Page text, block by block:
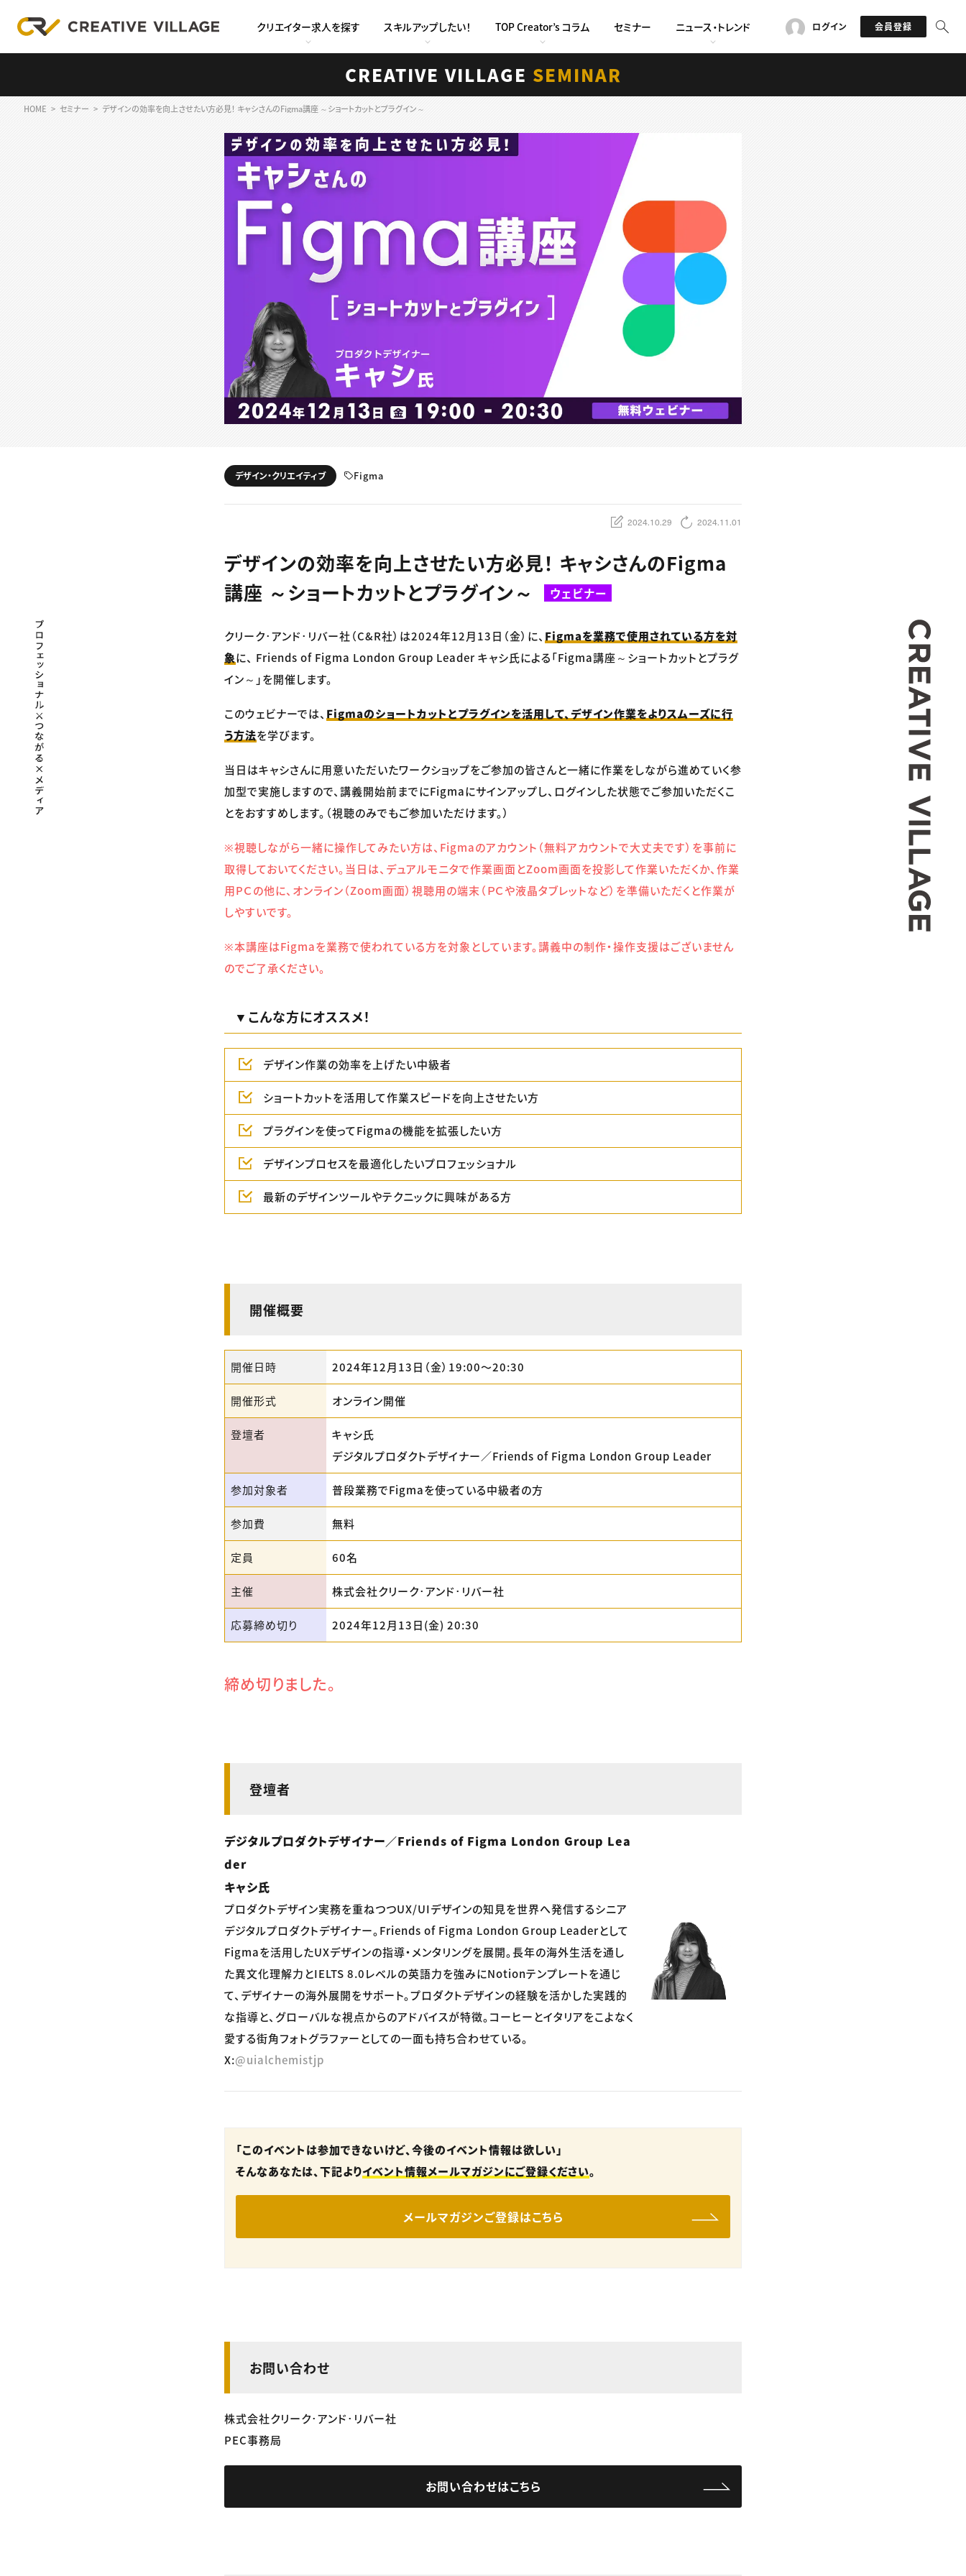
クリエイター求人を探す スキルアップしたい！ TOP Creator’s コラム セミナー ニュース・トレンド ログイン 会員登録
CREATIVE VILLAGE SEMINAR
HOME セミナー デザインの効率を向上させたい方必見！ キャシさんのFigma講座 ～ショートカットとプラグイン～
デザイン・クリエイティブ Figma
2024.10.29 2024.11.01
デザインの効率を向上させたい方必見！ キャシさんのFigma
講座 ～ショートカットとプラグイン～
ウェビナー
クリーク･アンド･リバー社（C&R社）は2024年12月13日（金）に、 Figmaを業務で使用されている方を対
象に、 Friends of Figma London Group Leader キャシ氏による「Figma講座～ショートカットとプラグ
イン～」を開催します。
このウェビナーでは、 Figmaのショートカットとプラグインを活用して、デザイン作業をよりスムーズに行
う方法を学びます。
当日はキャシさんに用意いただいたワークショップをご参加の皆さんと一緒に作業をしながら進めていく参
加型で実施しますので、講義開始前までにFigmaにサインアップし、ログインした状態でご参加いただくこ
とをおすすめします。（視聴のみでもご参加いただけます。）
※視聴しながら一緒に操作してみたい方は、Figmaのアカウント（無料アカウントで大丈夫です）を事前に
取得しておいてください。当日は、デュアルモニタで作業画面とZoom画面を投影して作業いただくか、作業
用PＣの他に、オンライン（Zoom画面）視聴用の端末（ＰＣや液晶タブレットなど）を準備いただくと作業が
しやすいです。
※本講座はFigmaを業務で使われている方を対象としています。講義中の制作・操作支援はございません
のでご了承ください。
▼こんな方にオススメ！
デザイン作業の効率を上げたい中級者
ショートカットを活用して作業スピードを向上させたい方
プラグインを使ってFigmaの機能を拡張したい方
デザインプロセスを最適化したいプロフェッショナル
最新のデザインツールやテクニックに興味がある方
開催概要
開催日時 2024年12月13日（金）19:00〜20:30
開催形式 オンライン開催
登壇者
キャシ氏
デジタルプロダクトデザイナー／Friends of Figma London Group Leader
参加対象者 普段業務でFigmaを使っている中級者の方
参加費 無料
定員 60名
主催 株式会社クリーク･アンド･リバー社
応募締め切り 2024年12月13日(金) 20:30
締め切りました。
登壇者
デジタルプロダクトデザイナー／Friends of Figma London Group Lea
der
キャシ氏
プロダクトデザイン実務を重ねつつUX/UIデザインの知見を世界へ発信するシニア
デジタルプロダクトデザイナー。Friends of Figma London Group Leaderとして
Figmaを活用したUXデザインの指導・メンタリングを展開。長年の海外生活を通し
た異文化理解力とIELTS 8.0レベルの英語力を強みにNotionテンプレートを通じ
て、デザイナーの海外展開をサポート。プロダクトデザインの経験を活かした実践的
な指導と、グローバルな視点からのアドバイスが特徴。コーヒーとイタリアをこよなく
愛する街角フォトグラファーとしての一面も持ち合わせている。
X:@uialchemistjp
「このイベントは参加できないけど、今後のイベント情報は欲しい」
そんなあなたは、下記よりイベント情報メールマガジンにご登録ください。
メールマガジンご登録はこちら
お問い合わせ
株式会社クリーク･アンド･リバー社
PEC事務局
お問い合わせはこちら